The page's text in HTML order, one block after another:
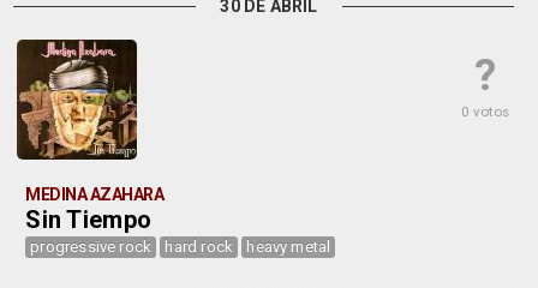
30 DE ABRIL
?
0 votos
MEDINA AZAHARA
Sin Tiempo
progressive rock hard rock heavy metal